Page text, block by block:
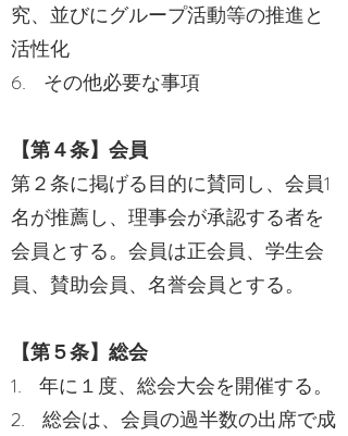
究、並びにグループ活動等の推進と
活性化
6. その他必要な事項
【第４条】会員
第２条に掲げる目的に賛同し、会員1
名が推薦し、理事会が承認する者を
会員とする。会員は正会員、学生会
員、賛助会員、名誉会員とする。
【第５条】総会
1. 年に１度、総会大会を開催する。
2. 総会は、会員の過半数の出席で成